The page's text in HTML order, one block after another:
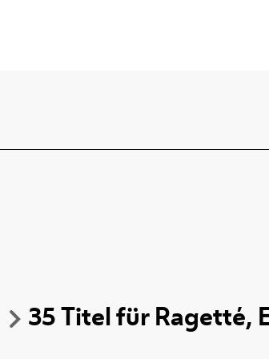
35TitelfürRagetté,